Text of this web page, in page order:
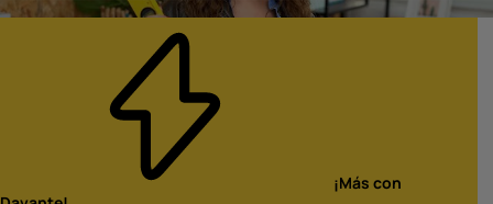
¡Más con
Diploma Acreditativo por la
Universidad